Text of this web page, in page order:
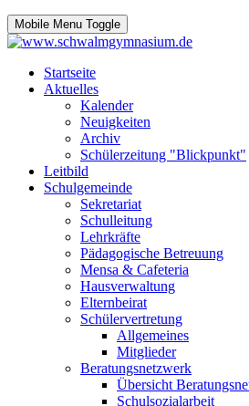
Mobile Menu Toggle
Startseite
Aktuelles
Kalender
Neuigkeiten
Archiv
Schülerzeitung "Blickpunkt"
Leitbild
Schulgemeinde
Sekretariat
Schulleitung
Lehrkräfte
Pädagogische Betreuung
Mensa & Cafeteria
Hausverwaltung
Elternbeirat
Schülervertretung
Allgemeines
Mitglieder
Beratungsnetzwerk
Übersicht
Schulsozialarbeit